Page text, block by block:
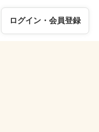
ログイン・ 会員登録